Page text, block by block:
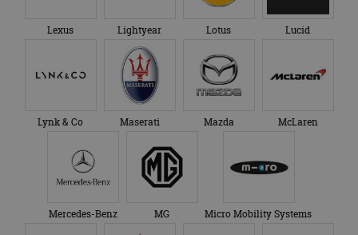
Lexus Lightyear Lotus Lucid
Lynk & Co Maserati Mazda McLaren
Mercedes-Benz MG Micro Mobility Systems